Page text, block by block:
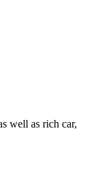
well as rich car,